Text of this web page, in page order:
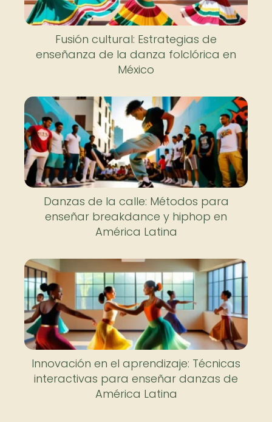
Fusión cultural: Estrategias de
enseñanza de la danza folclórica en
México
Danzas de la calle: Métodos para
enseñar breakdance y hiphop en
América Latina
Innovación en el aprendizaje: Técnicas
interactivas para enseñar danzas de
América Latina